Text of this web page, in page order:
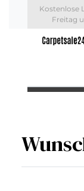
Kostenlose
Freitag